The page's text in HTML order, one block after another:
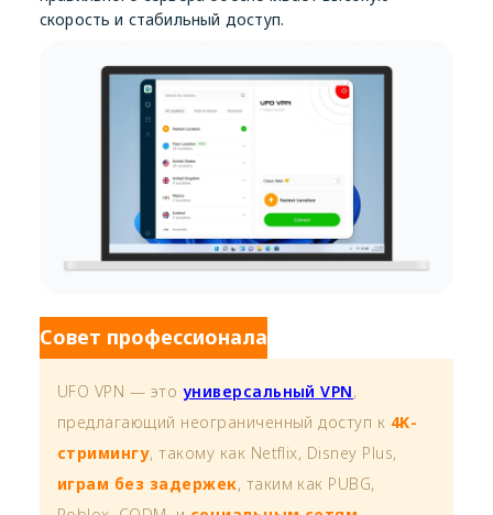
скорость и стабильный доступ.
Совет профессионала
UFO VPN — это универсальный VPN,
предлагающий неограниченный доступ к 4K-
стримингу, такому как Netflix, Disney Plus,
играм без задержек, таким как PUBG,